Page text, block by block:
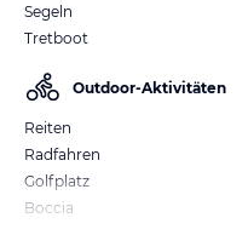
Segeln
Tretboot
Outdoor-Aktivitäten
Reiten
Radfahren
Golfplatz
Boccia